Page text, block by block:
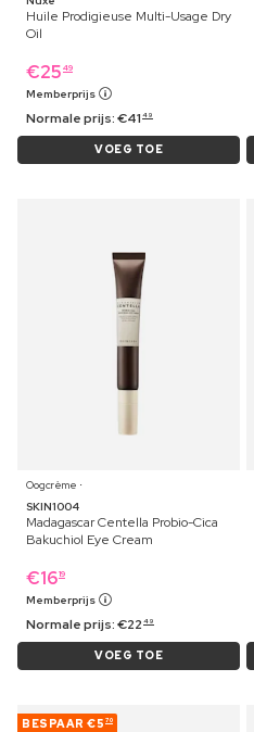
Huile Prodigieuse Multi-Usage Dry
Oil
€25 49
Memberprijs
Normale prijs:€41 49
VOEG TOE
Oogcrème ⋅
SKIN1004
Madagascar Centella Probio-Cica
Bakuchiol Eye Cream
€1619
Memberprijs
Normale prijs:€22 49
VOEG TOE
BESPAAR €5 70